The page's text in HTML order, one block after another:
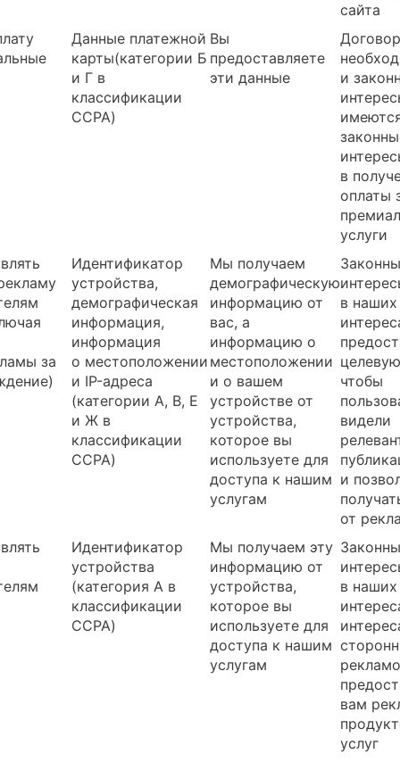
сайта
Данные платежной
карты(категории Б
и Г в
классификации
CCPA)
Вы
предоставляете
эти данные
и
в
оплаты
услуги
за
Идентификатор
устройства,
демографическая
информация,
информация
о местоположении
и IP-адреса
(категории А, В, Е
и Ж в
классификации
CCPA)
Мы получаем
демографическую
информацию от
вас, а
информацию о
местоположении
и о вашем
устройстве от
устройства,
которое вы
используете для
доступа к нашим
услугам
в
чтобы
видели
и
от
Идентификатор
устройства
(категория А в
классификации
CCPA)
Мы получаем эту
информацию от
устройства,
которое вы
используете для
доступа к нашим
услугам
в
вам
услуг